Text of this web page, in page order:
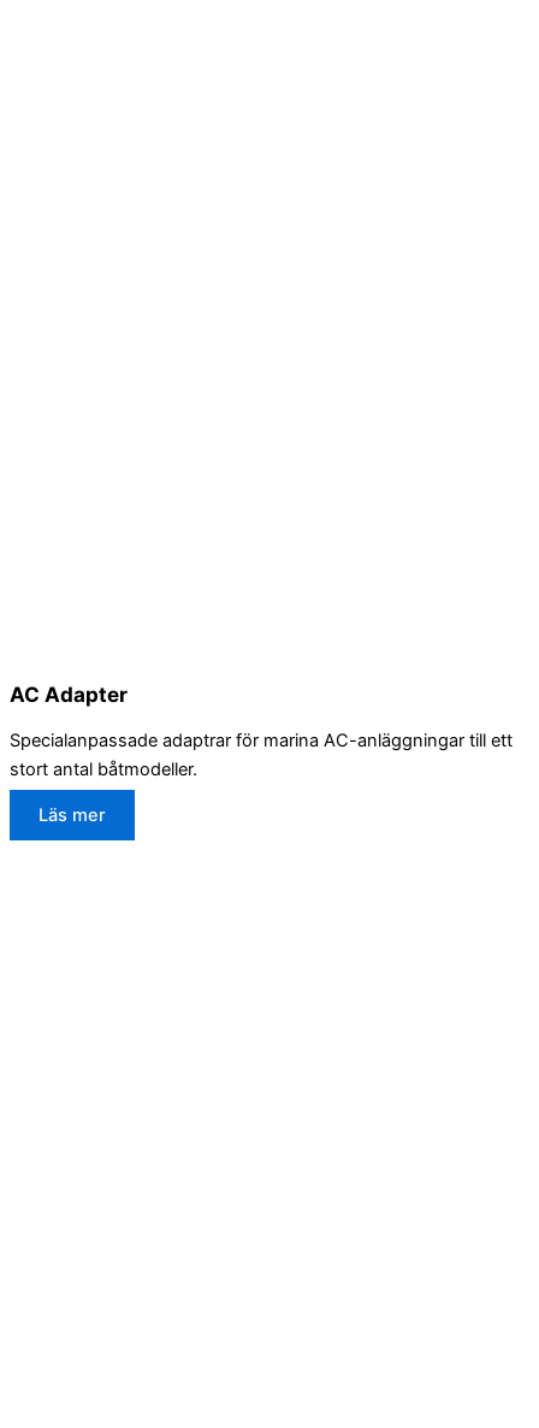
AC Adapter
Specialanpassade adaptrar för marina AC-anläggningar till ett
stort antal båtmodeller.
Läs mer